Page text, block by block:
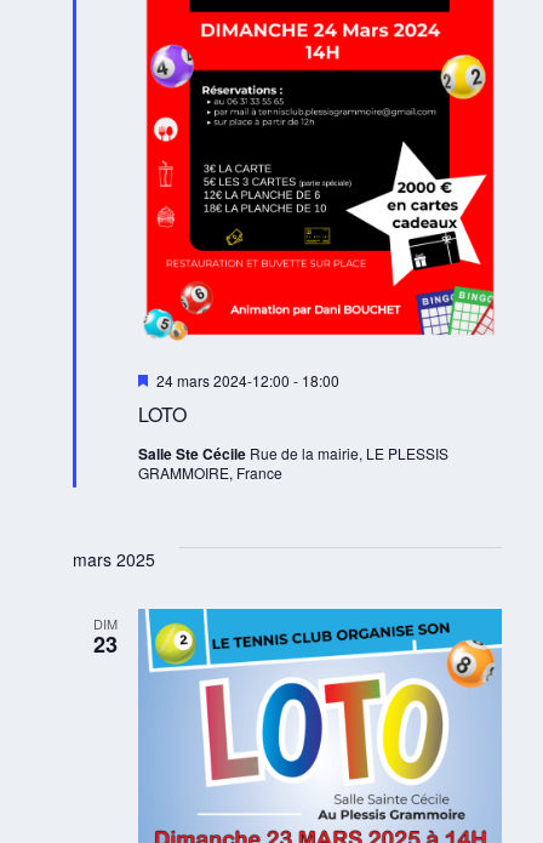
LOTO
M
s
n
a
24 mars 2024-12:00 - 18:00
Salle Ste Cécile Rue de la mairie, LE PLESSIS
GRAMMOIRE, France
mars 2025
DIM
23